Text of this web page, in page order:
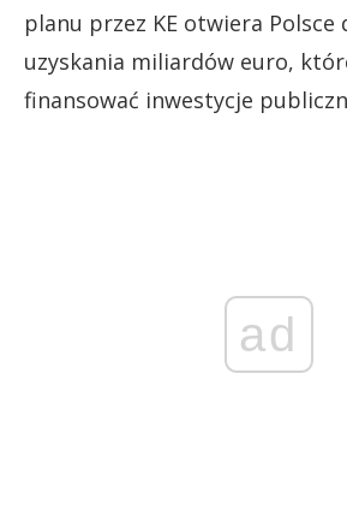
planu przez KE otwiera Polsce
uzyskania miliardów euro,
finansować inwestycje
ad